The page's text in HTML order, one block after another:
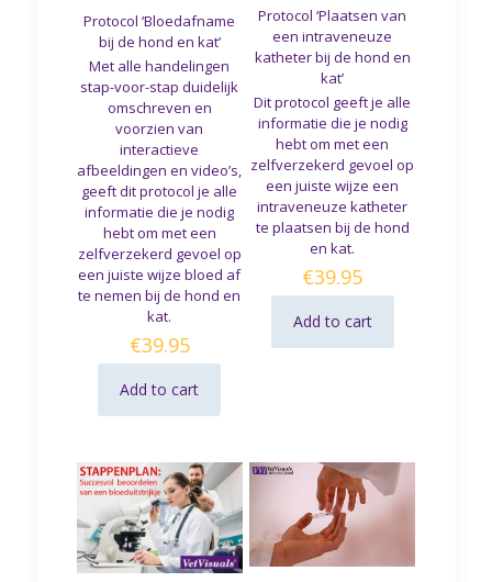
Protocol ‘Bloedafname
bij de hond en kat’
Met alle handelingen
stap-voor-stap duidelijk
omschreven en
voorzien van
interactieve
afbeeldingen en video’s,
geeft dit protocol je alle
informatie die je nodig
hebt om met een
zelfverzekerd gevoel op
een juiste wijze bloed af
te nemen bij de hond en
kat.
€39.95
Add to cart
Protocol ‘Plaatsen van
een intraveneuze
katheter bij de hond en
kat’
Dit protocol geeft je alle
informatie die je nodig
hebt om met een
zelfverzekerd gevoel op
een juiste wijze een
intraveneuze katheter
te plaatsen bij de hond
en kat.
€39.95
Add to cart